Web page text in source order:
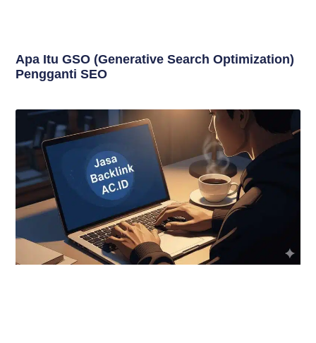
Apa Itu GSO (Generative Search Optimization)
Pengganti SEO